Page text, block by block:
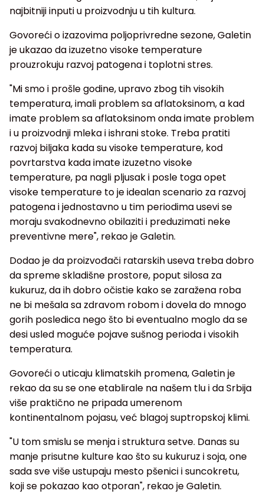
najbitniji inputi u proizvodnju u tih kultura.
Govoreći o izazovima poljoprivredne sezone, Galetin
je ukazao da izuzetno visoke temperature
prouzrokuju razvoj patogena i toplotni stres.
"Mi smo i prošle godine, upravo zbog tih visokih
temperatura, imali problem sa aflatoksinom, a kad
imate problem sa aflatoksinom onda imate problem
i u proizvodnji mleka i ishrani stoke. Treba pratiti
razvoj biljaka kada su visoke temperature, kod
povrtarstva kada imate izuzetno visoke
temperature, pa nagli pljusak i posle toga opet
visoke temperature to je idealan scenario za razvoj
patogena i jednostavno u tim periodima usevi se
moraju svakodnevno obilaziti i preduzimati neke
preventivne mere", rekao je Galetin.
Dodao je da proizvođači ratarskih useva treba dobro
da spreme skladišne prostore, poput silosa za
kukuruz, da ih dobro očistie kako se zaražena roba
ne bi mešala sa zdravom robom i dovela do mnogo
gorih posledica nego što bi eventualno moglo da se
desi usled moguće pojave sušnog perioda i visokih
temperatura.
Govoreći o uticaju klimatskih promena, Galetin je
rekao da su se one etablirale na našem tlu i da Srbija
više praktično ne pripada umerenom
kontinentalnom pojasu, već blagoj suptropskoj klimi.
"U tom smislu se menja i struktura setve. Danas su
manje prisutne kulture kao što su kukuruz i soja, one
sada sve više ustupaju mesto pšenici i suncokretu,
koji se pokazao kao otporan", rekao je Galetin.